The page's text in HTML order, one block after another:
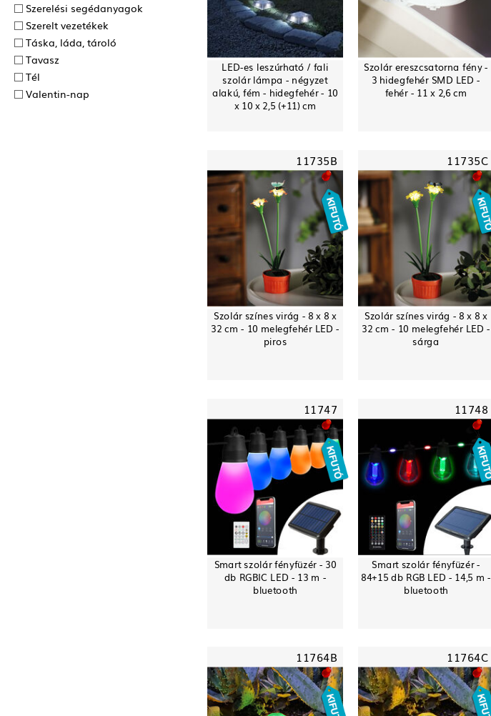
Szerelési segédanyagok
Szerelt vezetékek
Táska, láda, tároló
Tavasz
Tél
Valentin-nap
LED-es leszúrható / fali
szolár lámpa - négyzet
alakú, fém - hidegfehér - 10
x 10 x 2,5 (+11) cm
Szolár ereszcsatorna fény -
3 hidegfehér SMD LED -
fehér - 11 x 2,6 cm
11735B
Szolár színes virág - 8 x 8 x
32 cm - 10 melegfehér LED -
piros
11735C
Szolár színes virág - 8 x 8 x
32 cm - 10 melegfehér LED -
sárga
11747
Smart szolár fényfüzér - 30
db RGBIC LED - 13 m -
bluetooth
11748
Smart szolár fényfüzér -
84+15 db RGB LED - 14,5 m -
bluetooth
11764B 11764C